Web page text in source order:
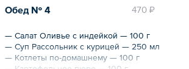
Общий вес – 590 г 470 ₽
Обед № 4
— Салат Оливье с индейкой — 100 г
— Суп Рассольник с курицей — 250 мл
— Котлеты по-домашнему — 100 г